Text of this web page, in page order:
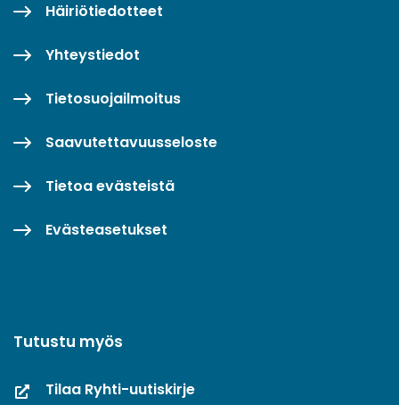
Häiriötiedotteet
Yhteystiedot
Tietosuojailmoitus
Saavutettavuusseloste
Tietoa evästeistä
Evästeasetukset
Tutustu myös
Tilaa Ryhti-uutiskirje